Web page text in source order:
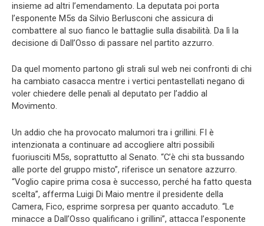
insieme ad altri l’emendamento. La deputata poi porta
l’esponente M5s da Silvio Berlusconi che assicura di
combattere al suo fianco le battaglie sulla disabilità. Da lì la
decisione di Dall’Osso di passare nel partito azzurro.
Da quel momento partono gli strali sul web nei confronti di chi
ha cambiato casacca mentre i vertici pentastellati negano di
voler chiedere delle penali al deputato per l’addio al
Movimento.
Un addio che ha provocato malumori tra i grillini. FI è
intenzionata a continuare ad accogliere altri possibili
fuoriusciti M5s, soprattutto al Senato. “C’è chi sta bussando
alle porte del gruppo misto”, riferisce un senatore azzurro.
“Voglio capire prima cosa è successo, perché ha fatto questa
scelta”, afferma Luigi Di Maio mentre il presidente della
Camera, Fico, esprime sorpresa per quanto accaduto. “Le
minacce a Dall’Osso qualificano i grillini”, attacca l’esponente